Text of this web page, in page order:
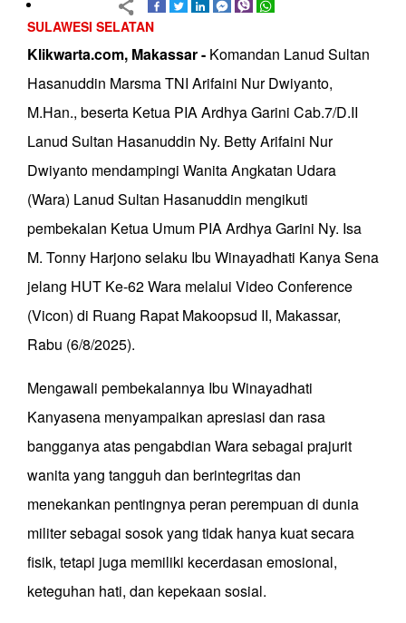
SULAWESI SELATAN
Klikwarta.com, Makassar - Komandan Lanud Sultan
Hasanuddin Marsma TNI Arifaini Nur Dwiyanto,
M.Han., beserta Ketua PIA Ardhya Garini Cab.7/D.II
Lanud Sultan Hasanuddin Ny. Betty Arifaini Nur
Dwiyanto mendampingi Wanita Angkatan Udara
(Wara) Lanud Sultan Hasanuddin mengikuti
pembekalan Ketua Umum PIA Ardhya Garini Ny. Isa
M. Tonny Harjono selaku Ibu Winayadhati Kanya Sena
jelang HUT Ke-62 Wara melalui Video Conference
(Vicon) di Ruang Rapat Makoopsud II, Makassar,
Rabu (6/8/2025).
Mengawali pembekalannya Ibu Winayadhati
Kanyasena menyampaikan apresiasi dan rasa
bangganya atas pengabdian Wara sebagai prajurit
wanita yang tangguh dan berintegritas dan
menekankan pentingnya peran perempuan di dunia
militer sebagai sosok yang tidak hanya kuat secara
fisik, tetapi juga memiliki kecerdasan emosional,
keteguhan hati, dan kepekaan sosial.